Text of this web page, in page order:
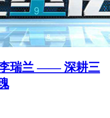
瑞兰 —— 深耕三